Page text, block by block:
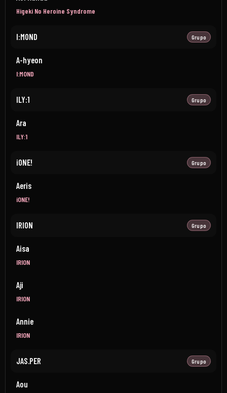
Higeki No Heroine Syndrome
I:MOND Grupo
A-hyeon
I:MOND
ILY:1 Grupo
Ara
ILY:1
iONE! Grupo
Aeris
iONE!
IRION Grupo
Aisa
IRION
Aji
IRION
Annie
IRION
JAS.PER Grupo
Aou